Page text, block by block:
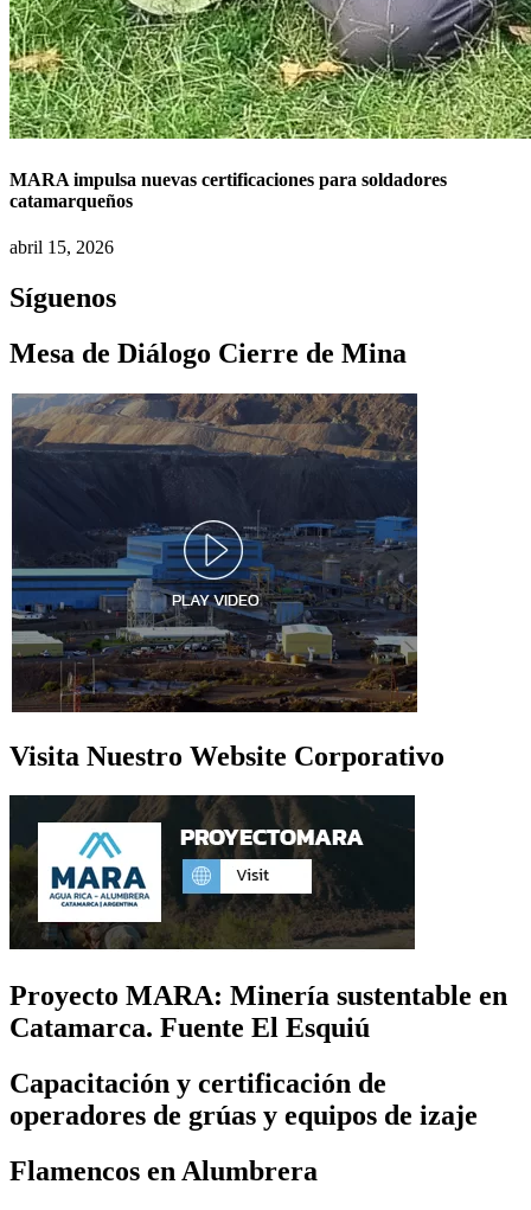
MARA impulsa nuevas certificaciones para soldadores
catamarqueños
abril 15, 2026
Síguenos
Mesa de Diálogo Cierre de Mina
Visita Nuestro Website Corporativo
Proyecto MARA: Minería sustentable en
Catamarca. Fuente El Esquiú
Capacitación y certificación de
operadores de grúas y equipos de izaje
Flamencos en Alumbrera